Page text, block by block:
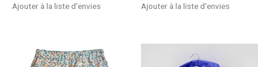
Ajouter à la liste d'envies
Ajouter à la liste d'envies